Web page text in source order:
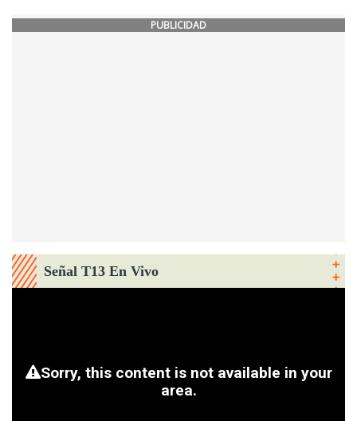
PUBLICIDAD
Señal T13 En Vivo